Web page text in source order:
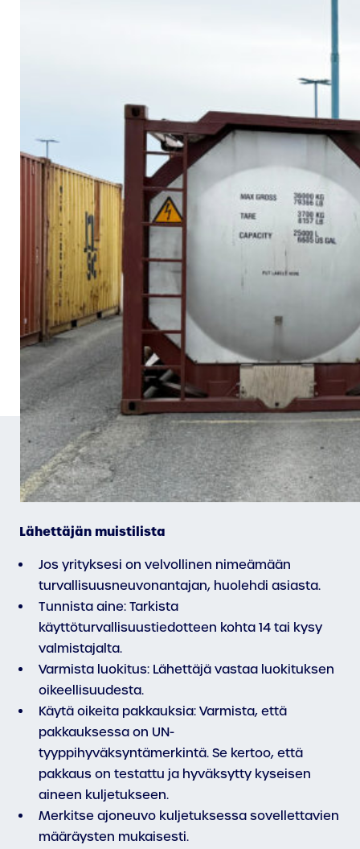
Lähettäjän muistilista
Jos yrityksesi on velvollinen nimeämään
turvallisuusneuvonantajan, huolehdi asiasta.
Tunnista aine: Tarkista
käyttöturvallisuustiedotteen kohta 14 tai kysy
valmistajalta.
Varmista luokitus: Lähettäjä vastaa luokituksen
oikeellisuudesta.
Käytä oikeita pakkauksia: Varmista, että
pakkauksessa on UN-
tyyppihyväksyntämerkintä. Se kertoo, että
pakkaus on testattu ja hyväksytty kyseisen
aineen kuljetukseen.
Merkitse ajoneuvo kuljetuksessa sovellettavien
määräysten mukaisesti.